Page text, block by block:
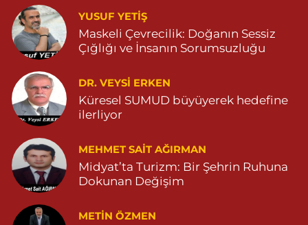
Turan Eczanesi
TEPEBAŞI MAHALLE KISMETLİ CADDE NO:59D SAĞLIK OCAĞI
YANI 04823813670
0 (482) 381 36 70
YUSUF YETİŞ
Maskeli Çevrecilik: Doğanın Sessiz
Çığlığı ve İnsanın Sorumsuzluğu
DR. VEYSI ERKEN
Küresel SUMUD büyüyerek hedefine
ilerliyor
MEHMET SAIT AĞIRMAN
Midyat’ta Turizm: Bir Şehrin Ruhuna
Dokunan Değişim
METIN ÖZMEN